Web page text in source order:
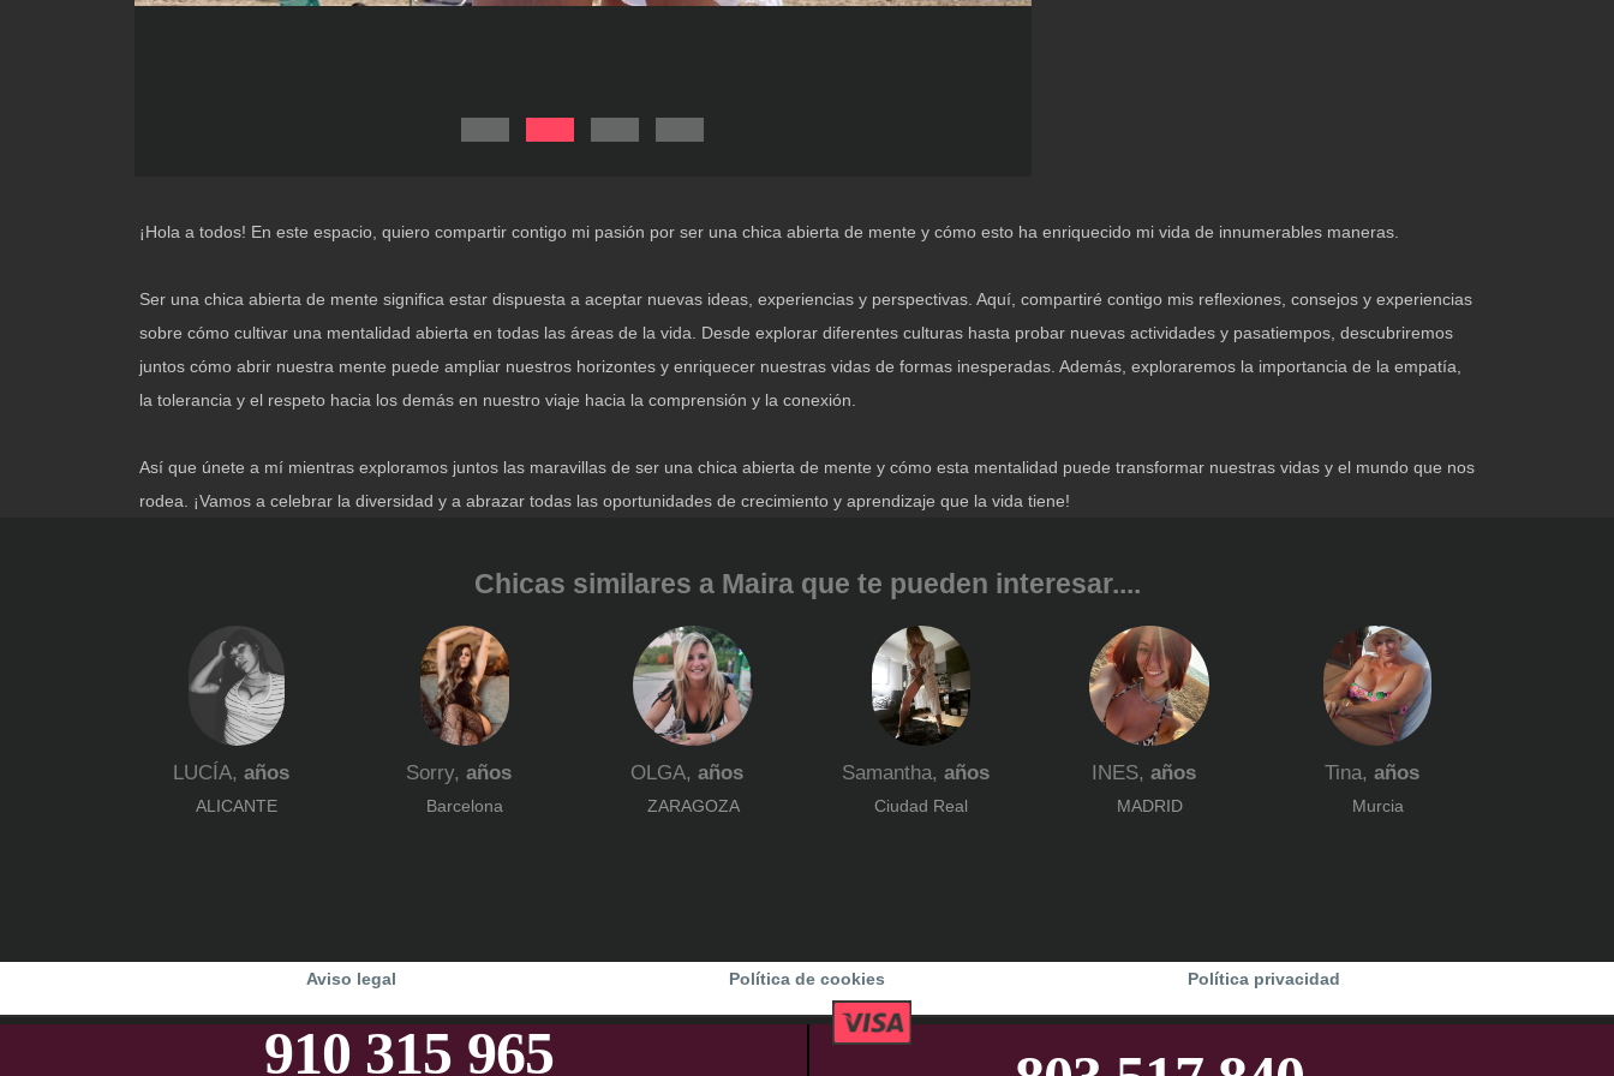
910 315 965
¡Hola a todos! En este espacio, quiero compartir contigo mi pasión por ser una chica abierta de mente y cómo esto ha enriquecido mi vida de innumerables maneras.
Ser una chica abierta de mente significa estar dispuesta a aceptar nuevas ideas, experiencias y perspectivas. Aquí, compartiré contigo mis reflexiones, consejos y experiencias
sobre cómo cultivar una mentalidad abierta en todas las áreas de la vida. Desde explorar diferentes culturas hasta probar nuevas actividades y pasatiempos, descubriremos
juntos cómo abrir nuestra mente puede ampliar nuestros horizontes y enriquecer nuestras vidas de formas inesperadas. Además, exploraremos la importancia de la empatía,
la tolerancia y el respeto hacia los demás en nuestro viaje hacia la comprensión y la conexión.
Así que únete a mí mientras exploramos juntos las maravillas de ser una chica abierta de mente y cómo esta mentalidad puede transformar nuestras vidas y el mundo que nos
rodea. ¡Vamos a celebrar la diversidad y a abrazar todas las oportunidades de crecimiento y aprendizaje que la vida tiene!
Chicas similares a Maira que te pueden interesar....
LUCÍA, años
ALICANTE
Sorry, años
Barcelona
OLGA, años
ZARAGOZA
Samantha, años
Ciudad Real
INES, años
MADRID
Tina, años
Murcia
Aviso legal Política de cookies Política privacidad